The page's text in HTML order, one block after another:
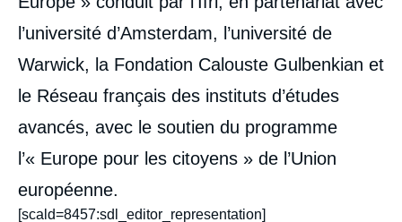
l’université d’Amsterdam, l’université de
Warwick, la Fondation Calouste Gulbenkian et
le Réseau français des instituts d’études
avancés, avec le soutien du programme
l’« Europe pour les citoyens » de l’Union
européenne.
[scald=8457:sdl_editor_representation]